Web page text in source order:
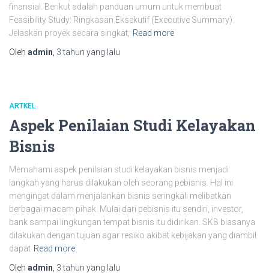
finansial. Berikut adalah panduan umum untuk membuat
Feasibility Study: Ringkasan Eksekutif (Executive Summary):
Jelaskan proyek secara singkat, Read more
Oleh admin 3 tahun yang lalu
ARTKEL
Aspek Penilaian Studi Kelayakan
Bisnis
Memahami aspek penilaian studi kelayakan bisnis menjadi
langkah yang harus dilakukan oleh seorang pebisnis. Hal ini
mengingat dalam menjalankan bisnis seringkali melibatkan
berbagai macam pihak. Mulai dari pebisnis itu sendiri, investor,
bank sampai lingkungan tempat bisnis itu didirikan. SKB biasanya
dilakukan dengan tujuan agar resiko akibat kebijakan yang diambil
dapat Read more
Oleh admin 3 tahun yang lalu